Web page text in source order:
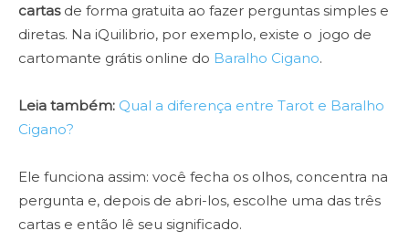
cartasde forma gratuita ao fazer perguntas simples e
diretas. Na iQuilibrio, por exemplo, existe o jogo de
cartomante grátis online do Baralho Cigano.
Leia também: Qual a diferença entre Tarot e Baralho
Cigano?
Ele funciona assim: você fecha os olhos, concentra na
pergunta e, depois de abri-los, escolhe uma das três
cartas e então lê seu significado.